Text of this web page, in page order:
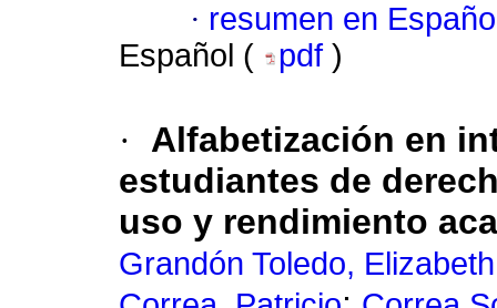
· resumen en
Español (
pdf )
·
Alfabetización en
estudiantes de
uso y rendimiento
Grandón Toledo, Elizabeth